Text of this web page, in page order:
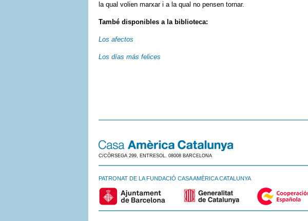
la qual volien marxar i a la qual no pensen tornar.
També disponibles a la biblioteca:
Los afectos
Los días más felices
C/CÒRSEGA 299, ENTRESOL. 08008 BARCELONA
PATRONAT DE LA FUNDACIÓ CASA AMÈRICA CATALUNYA